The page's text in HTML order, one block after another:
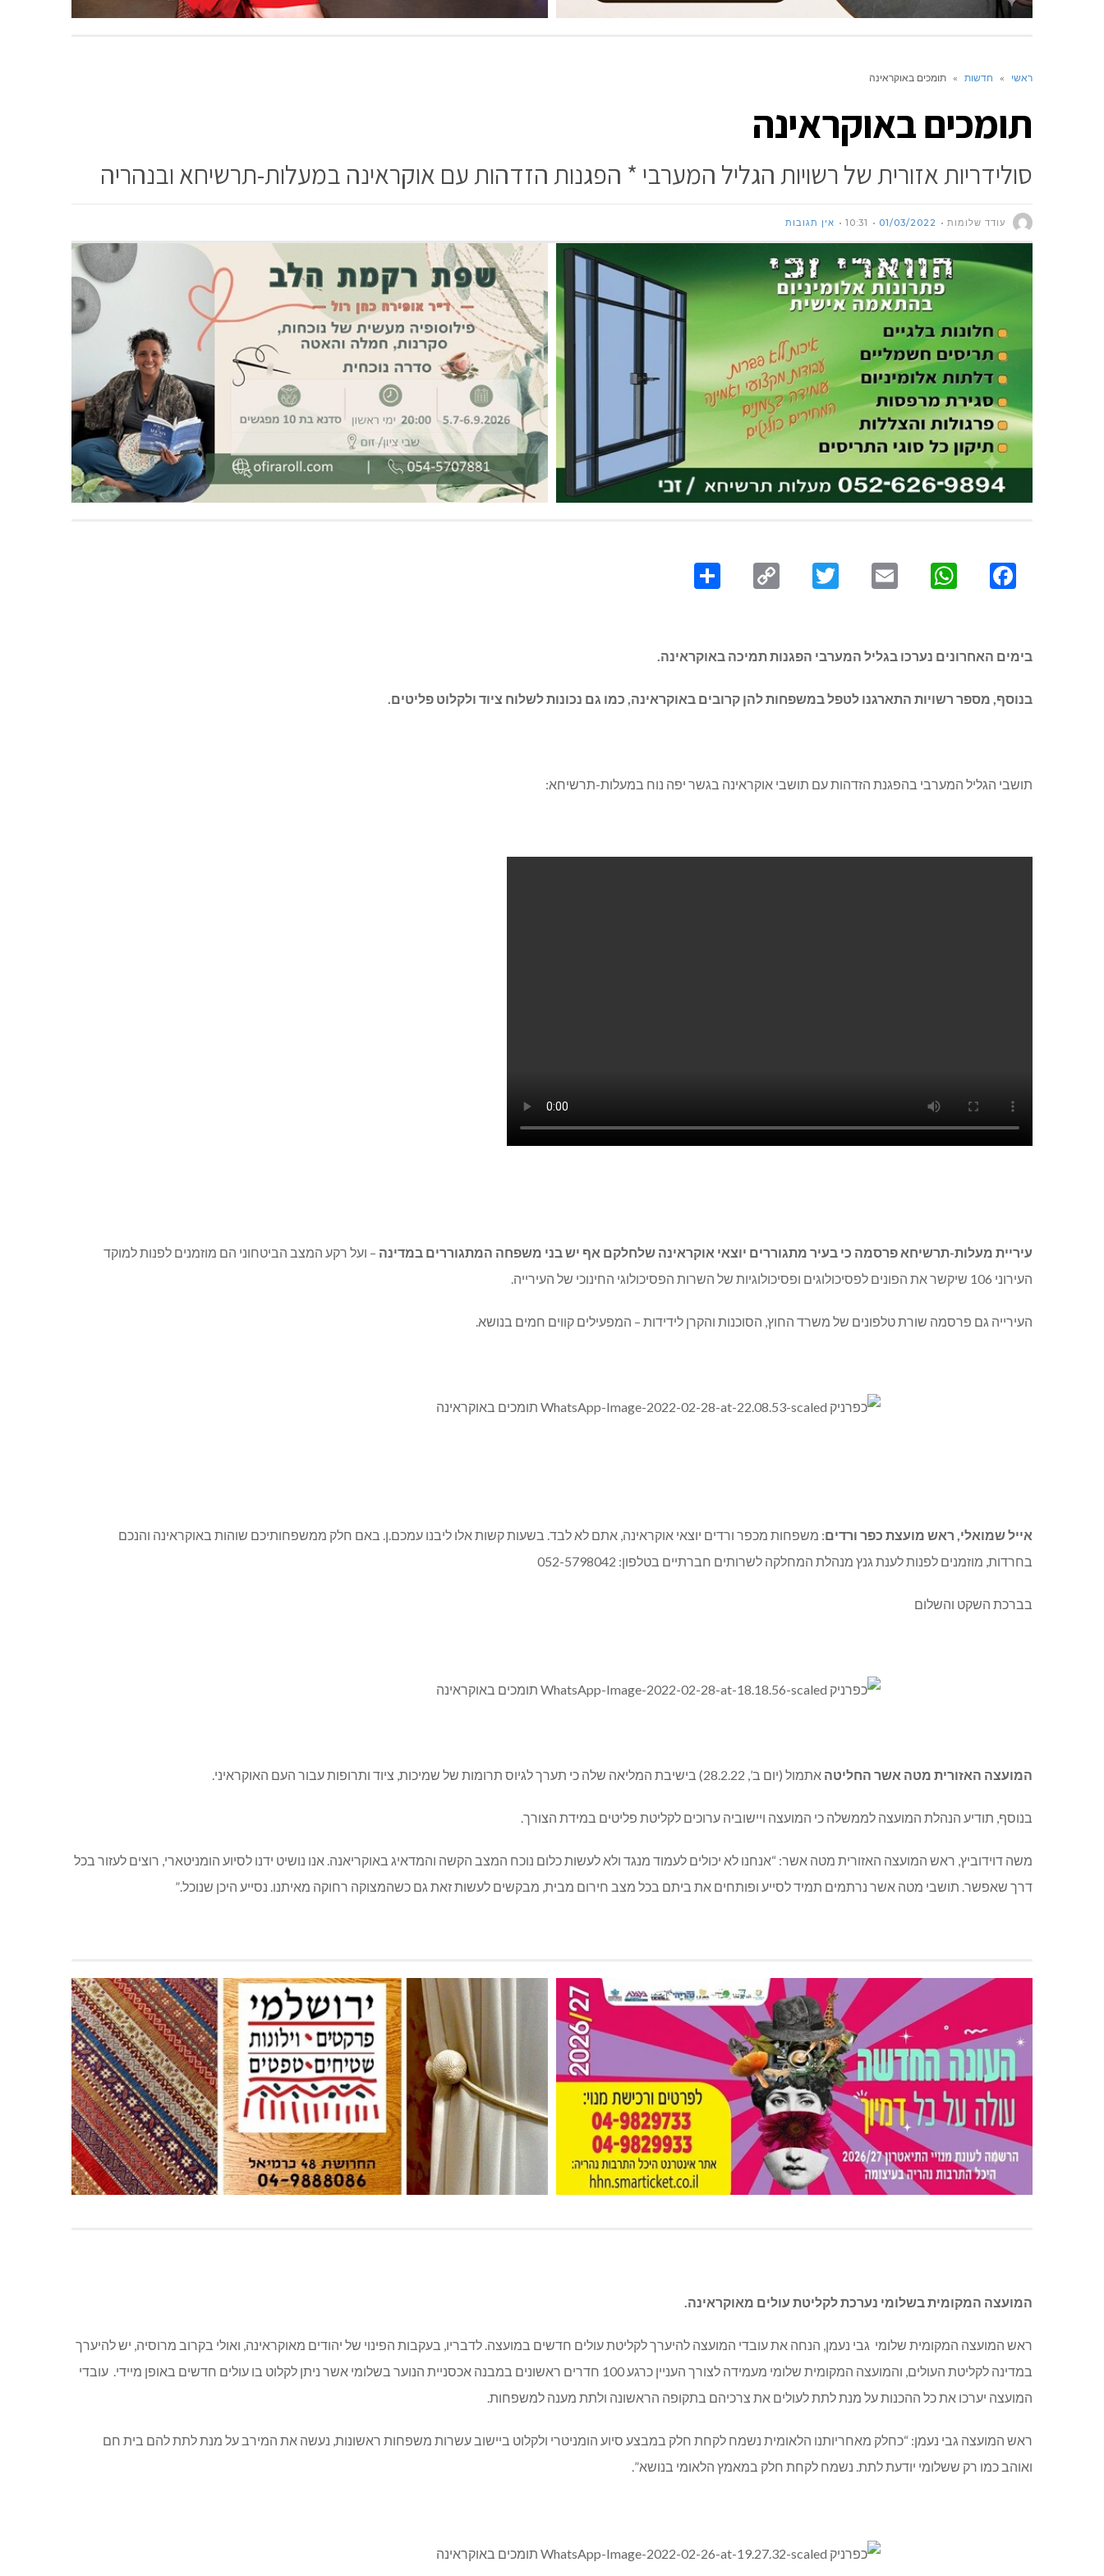
ראשי » חדשות » תומכים באוקראינה
תומכים באוקראינה
סולידריות אזורית של רשויות הגליל המערבי * הפגנות הזדהות עם אוקראינה במעלות-תרשיחא ובנהריה
עודד שלומות 01/03/2022
10:31 אין תגובות
Facebook
WhatsApp
Email
Twitter
Copy
בימים האחרונים נערכו בגליל המערבי הפגנות תמיכה באוקראינה.
בנוסף, מספר רשויות התארגנו לטפל במשפחות להן קרובים באוקראינה, כמו גם נכונות לשלוח ציוד ולקלוט פליטים.
תושבי הגליל המערבי בהפגנת הזדהות עם תושבי אוקראינה בגשר יפה נוח במעלות-תרשיחא:
עיריית מעלות-תרשיחא פרסמה כי בעיר מתגוררים יוצאי אוקראינה שלחלקם אף יש בני משפחה המתגוררים במדינה – ועל רקע המצב הביטחוני הם מוזמנים לפנות למוקד
העירוני 106 שיקשר את הפונים לפסיכולוגים ופסיכולוגיות של השרות הפסיכולוגי החינוכי של העירייה.
העירייה גם פרסמה שורת טלפונים של משרד החוץ, הסוכנות והקרן לידידות – המפעילים קווים חמים בנושא.
אייל שמואלי, ראש מועצת כפר ורדים: משפחות מכפר ורדים יוצאי אוקראינה, אתם לא לבד. בשעות קשות אלו ליבנו עמכם.ן. באם חלק ממשפחותיכם שוהות באוקראינה והנכם
בחרדות, מוזמנים לפנות לענת גנץ מנהלת המחלקה לשרותים חברתיים בטלפון: 052-5798042
בברכת השקט והשלום
המועצה האזורית מטה אשר החליטה אתמול (יום ב’, 28.2.22) בישיבת המליאה שלה כי תערך לגיוס תרומות של שמיכות, ציוד ותרופות עבור העם האוקראיני.
בנוסף, תודיע הנהלת המועצה לממשלה כי המועצה ויישוביה ערוכים לקליטת פליטים במידת הצורך.
משה דוידוביץ, ראש המועצה האזורית מטה אשר: “אנחנו לא יכולים לעמוד מנגד ולא לעשות כלום נוכח המצב הקשה והמדאיג באוקריאנה. אנו נושיט ידנו לסיוע הומניטארי, רוצים לעזור בכל
דרך שאפשר. תושבי מטה אשר נרתמים תמיד לסייע ופותחים את ביתם בכל מצב חירום מבית, מבקשים לעשות זאת גם כשהמצוקה רחוקה מאיתנו. נסייע היכן שנוכל.”
המועצה המקומית בשלומי נערכת לקליטת עולים מאוקראינה.
ראש המועצה המקומית שלומי גבי נעמן, הנחה את עובדי המועצה להיערך לקליטת עולים חדשים במועצה. לדבריו, בעקבות הפינוי של יהודים מאוקראינה, ואולי בקרוב מרוסיה, יש להיערך
במדינה לקליטת העולים, והמועצה המקומית שלומי מעמידה לצורך העניין כרגע 100 חדרים ראשונים במבנה אכסניית הנוער בשלומי אשר ניתן לקלוט בו עולים חדשים באופן מיידי. עובדי
המועצה יערכו את כל ההכנות על מנת לתת לעולים את צרכיהם בתקופה הראשונה ולתת מענה למשפחות.
ראש המועצה גבי נעמן: “כחלק מאחריותנו הלאומית נשמח לקחת חלק במבצע סיוע הומניטרי ולקלוט ביישוב עשרות משפחות ראשונות, נעשה את המירב על מנת לתת להם בית חם
ואוהב כמו רק ששלומי יודעת לתת. נשמח לקחת חלק במאמץ הלאומי בנושא”.